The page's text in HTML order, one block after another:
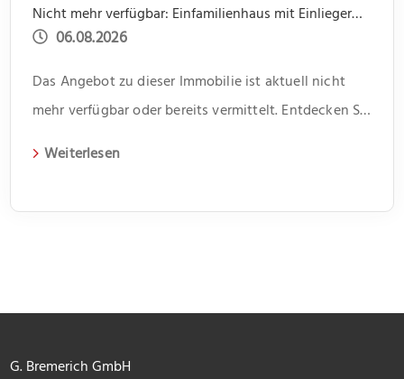
Nicht mehr verfügbar: Einfamilienhaus mit Einliegerwohnung, Garage, Garten -offene Besichtigung 31.07 um 14.00 bis 15.30
06.08.2026
Das Angebot zu dieser Immobilie ist aktuell nicht
mehr verfügbar oder bereits vermittelt. Entdecken Sie
Weiterlesen
G. Bremerich GmbH